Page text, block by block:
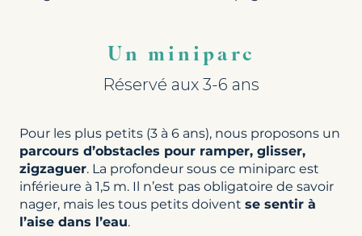
Un miniparc
Réservé aux 3-6 ans
Pour les plus petits (3 à 6 ans), nous proposons un
parcours d’obstacles pour ramper, glisser,
zigzaguer. La profondeur sous ce miniparc est
inférieure à 1,5 m. Il n’est pas obligatoire de savoir
nager, mais les tous petits doivent se sentir à
l’aise dans l’eau.